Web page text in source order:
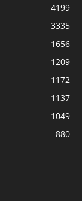
4199
3335
1656
1209
1172
1137
1049
880